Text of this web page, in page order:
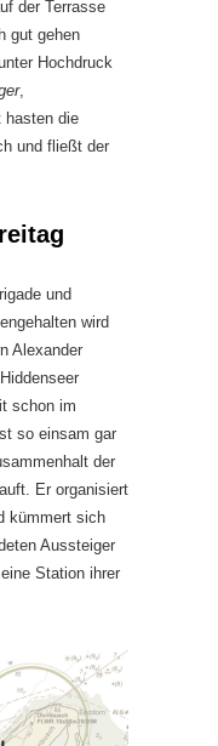
der Terrasse
gut gehen
Hochdruck
,
hasten die
und fließt der
und
wird
Alexander
schon im
so einsam gar
der
Er organisiert
kümmert sich
Aussteiger
Station ihrer